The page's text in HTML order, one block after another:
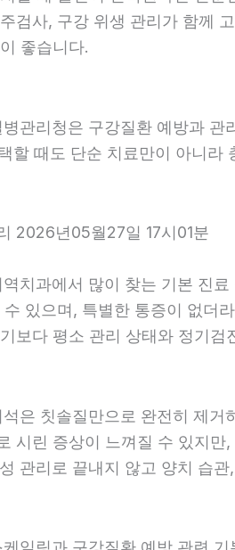
검사, 구강 위생 관리가 함께
좋습니다.
관리청은 구강질환 예방과
할 때도 단순 치료만이 아니
2026년05월27일 17시01분
치과에서 많이 찾는 기본 진
있으며, 특별한 통증이 없더
보다 평소 관리 상태와 정기
은 칫솔질만으로 완전히 제
시린 증상이 느껴질 수 있지
관리로 끝내지 않고 양치 습